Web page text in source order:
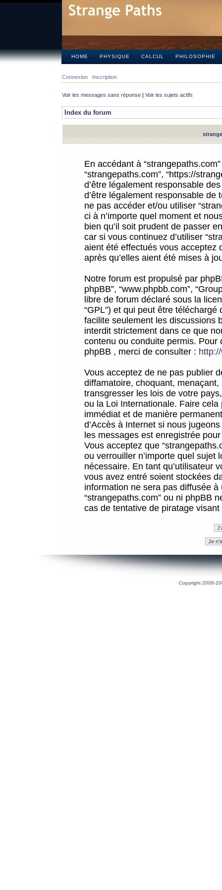
HOME PHYSIQUE CALCUL PHILOSOPHIE
Connexion Inscription
Voir les messages sans réponse | Voir les sujets actifs
Index du forum
En accédant à
“strangepaths.com”, “https://
d’être légalement responsable
d’être légalement responsable
ne pas accéder et/ou utiliser
ci à n’importe quel moment et
bien qu’il soit prudent de passer
car si vous continuez d’utiliser
aient été effectués vous acceptez
après qu’elles aient été mises à
Notre forum est propulsé par
phpBB”, “www.phpbb.com”,
libre de forum déclaré sous la
“GPL”) et qui peut être téléchargé
facilite seulement les discussions
interdit strictement dans ce que
contenu ou conduite permis.
phpBB , merci de consulter :
Vous acceptez de ne pas publier
diffamatoire, choquant,
transgresser les lois de votre
ou la Loi Internationale. Faire
immédiat et de manière
d’Accès à Internet si nous
les messages est enregistrée
Vous acceptez que
ou verrouiller n’importe quel sujet
nécessaire. En tant qu’utilisateur
vous avez entré soient stockées
information ne sera pas diffusée
“strangepaths.com” ou ni phpBB
cas de tentative de piratage
Copyright 2006-